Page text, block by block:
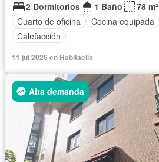
2 Dormitorios
1 Baño
78 m²
Cuarto de oficina
Cocina equipada
Calefacción
11 jul 2026 en Habitaclia
Alta demanda